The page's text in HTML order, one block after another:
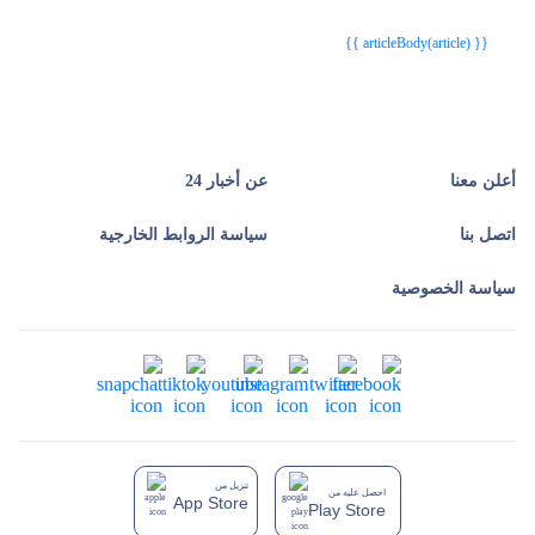
{{ articleBody(article) }}
أعلن معنا عن أخبار 24
اتصل بنا سياسة الروابط الخارجية
سياسة الخصوصية
تنزيل من
App Store
احصل عليه من
Play Store